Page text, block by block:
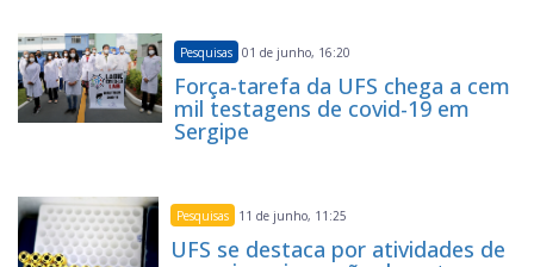
Pesquisas 01 de junho, 16:20
Força-tarefa da UFS chega a cem
mil testagens de covid-19 em
Sergipe
Pesquisas 11 de junho, 11:25
UFS se destaca por atividades de